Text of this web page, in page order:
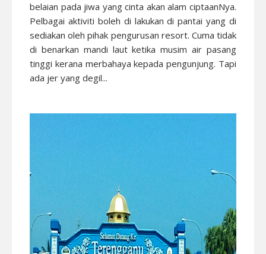
belaian pada jiwa yang cinta akan alam ciptaanNya.
Pelbagai aktiviti boleh di lakukan di pantai yang di
sediakan oleh pihak pengurusan resort. Cuma tidak
di benarkan mandi laut ketika musim air pasang
tinggi kerana merbahaya kepada pengunjung. Tapi
ada jer yang degil...